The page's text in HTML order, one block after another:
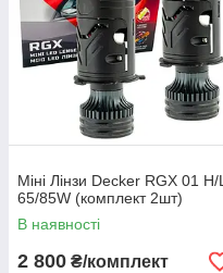
Міні Лінзи Decker RGX 01 H/L
65/85W (комплект 2шт)
В наявності
2 800 ₴/комплект